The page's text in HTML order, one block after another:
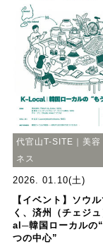
代官山T-SITE｜美容
ネス
2026. 01.10(土)
【イベント】ソウ
く、済州（チェジ
al─韓国ローカルの
つの中心”